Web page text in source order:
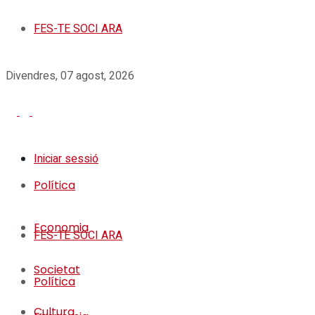
FES-TE SOCI ARA
Divendres, 07 agost, 2026
Iniciar sessió
Política
Economia
Societat
FES-TE SOCI ARA
Política